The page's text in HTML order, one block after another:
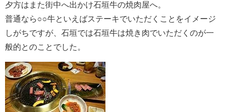
夕方はまた街中へ出かけ石垣牛の焼肉屋へ。
普通なら○○牛といえばステーキでいただくことをイメージ
しがちですが、石垣では石垣牛は焼き肉でいただくのが一
般的とのことでした。